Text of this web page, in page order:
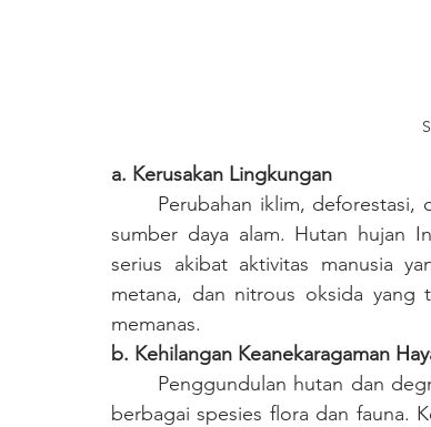
a. Kerusakan Lingkungan
sumber daya alam. Hutan hujan
serius akibat aktivitas manusia
metana, dan nitrous oksida yang
memanas.
b. Kehilangan Keanekaragaman
berbagai spesies flora dan fauna.